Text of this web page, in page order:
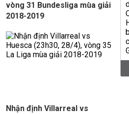
vòng 31 Bundesliga mùa giải
2018-2019
Nhận định Villarreal vs